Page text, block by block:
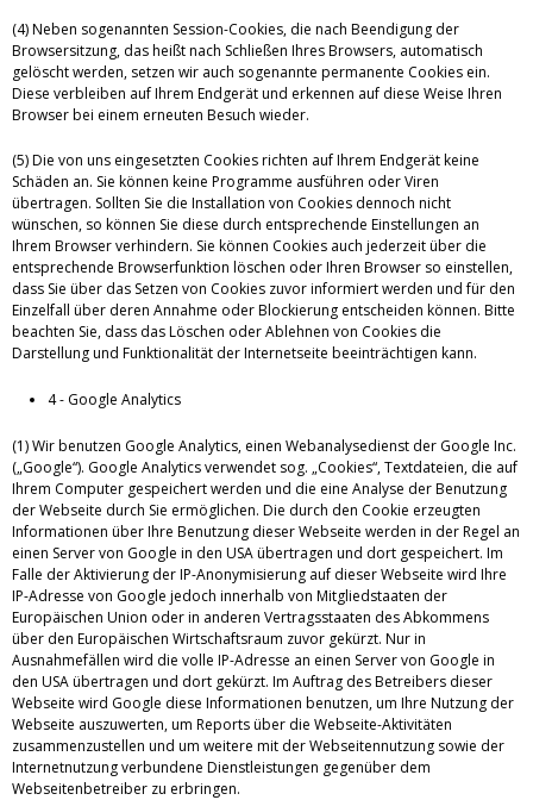
(4) Neben sogenannten Session-Cookies, die nach Beendigung der
Browsersitzung, das heißt nach Schließen Ihres Browsers, automatisch
gelöscht werden, setzen wir auch sogenannte permanente Cookies ein.
Diese verbleiben auf Ihrem Endgerät und erkennen auf diese Weise Ihren
Browser bei einem erneuten Besuch wieder.
(5) Die von uns eingesetzten Cookies richten auf Ihrem Endgerät keine
Schäden an. Sie können keine Programme ausführen oder Viren
übertragen. Sollten Sie die Installation von Cookies dennoch nicht
wünschen, so können Sie diese durch entsprechende Einstellungen an
Ihrem Browser verhindern. Sie können Cookies auch jederzeit über die
entsprechende Browserfunktion löschen oder Ihren Browser so einstellen,
dass Sie über das Setzen von Cookies zuvor informiert werden und für den
Einzelfall über deren Annahme oder Blockierung entscheiden können. Bitte
beachten Sie, dass das Löschen oder Ablehnen von Cookies die
Darstellung und Funktionalität der Internetseite beeinträchtigen kann.
4 - Google Analytics
(1) Wir benutzen Google Analytics, einen Webanalysedienst der Google Inc.
(„Google“). Google Analytics verwendet sog. „Cookies“, Textdateien, die auf
Ihrem Computer gespeichert werden und die eine Analyse der Benutzung
der Webseite durch Sie ermöglichen. Die durch den Cookie erzeugten
Informationen über Ihre Benutzung dieser Webseite werden in der Regel an
einen Server von Google in den USA übertragen und dort gespeichert. Im
Falle der Aktivierung der IP-Anonymisierung auf dieser Webseite wird Ihre
IP-Adresse von Google jedoch innerhalb von Mitgliedstaaten der
Europäischen Union oder in anderen Vertragsstaaten des Abkommens
über den Europäischen Wirtschaftsraum zuvor gekürzt. Nur in
Ausnahmefällen wird die volle IP-Adresse an einen Server von Google in
den USA übertragen und dort gekürzt. Im Auftrag des Betreibers dieser
Webseite wird Google diese Informationen benutzen, um Ihre Nutzung der
Webseite auszuwerten, um Reports über die Webseite-Aktivitäten
zusammenzustellen und um weitere mit der Webseitennutzung sowie der
Internetnutzung verbundene Dienstleistungen gegenüber dem
Webseitenbetreiber zu erbringen.